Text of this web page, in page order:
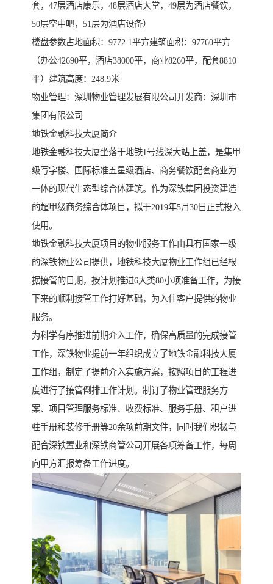
套，47层酒店康乐，48层酒店大堂，49层为酒店餐饮，
50层空中吧，51层为酒店设备）
楼盘参数占地面积：9772.1平方建筑面积：97760平方
（办公42690平，酒店38000平，商业8260平，配套8810
平）建筑高度：248.9米
物业管理：深圳物业管理发展有限公司开发商：深圳市
集团有限公司
地铁金融科技大厦简介
地铁金融科技大厦坐落于地铁1号线深大站上盖，是集甲
级写字楼、国际标准五星级酒店、商务餐饮配套商业为
一体的现代生态型综合体建筑。作为深铁集团投资建造
的超甲级商务综合体项目，拟于2019年5月30日正式投入
使用。
地铁金融科技大厦项目的物业服务工作由具有国家一级
的深铁物业公司提供，地铁科技大厦物业工作组已经根
据接管的日期，按计划推进6大类80小项准备工作，为接
下来的顺利接管工作打好基础，为入住客户提供的物业
服务。
为科学有序推进前期介入工作，确保高质量的完成接管
工作，深铁物业提前一年组织成立了地铁金融科技大厦
工作组，制定了提前介入实施方案，按照项目的工程进
度进行了接管倒排工作计划。制订了物业管理服务方
案、项目管理服务标准、收费标准、服务手册、租户进
驻手册和装修手册等20余项前期文件，同时我们积极与
配合深铁置业和深铁商管公司开展各项筹备工作，每周
向甲方汇报筹备工作进度。